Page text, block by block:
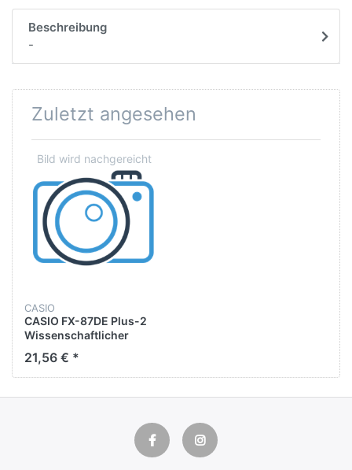
Beschreibung
-
Zuletzt angesehen
CASIO
CASIO FX-87DE Plus-2
Wissenschaftlicher
Taschenrechner schwarz
21,56 € *